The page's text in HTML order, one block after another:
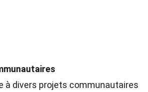
à divers projets communautaires